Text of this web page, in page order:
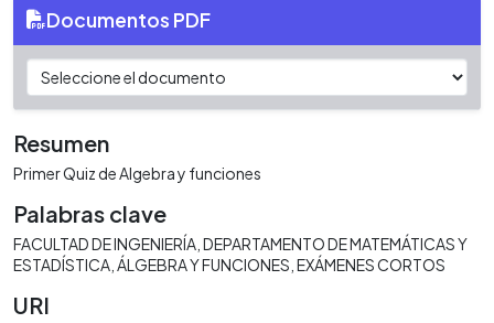
Documentos PDF
Resumen
Primer Quiz de Algebra y funciones
Palabras clave
FACULTAD DE INGENIERÍA DEPARTAMENTO DE MATEMÁTICAS Y
ESTADÍSTICA ÁLGEBRA Y FUNCIONES EXÁMENES CORTOS
URI